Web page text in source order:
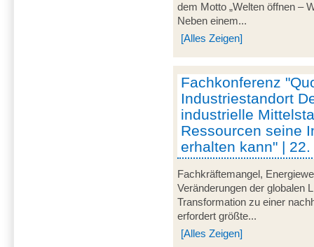
dem Motto „Welten öffnen –
Neben einem...
[Alles Zeigen]
Fachkonferenz
Industriestandort
industrielle
Ressourcen seine
erhalten kann" |
Fachkräftemangel,
Veränderungen der globalen
Transformation zu einer
erfordert größte...
[Alles Zeigen]